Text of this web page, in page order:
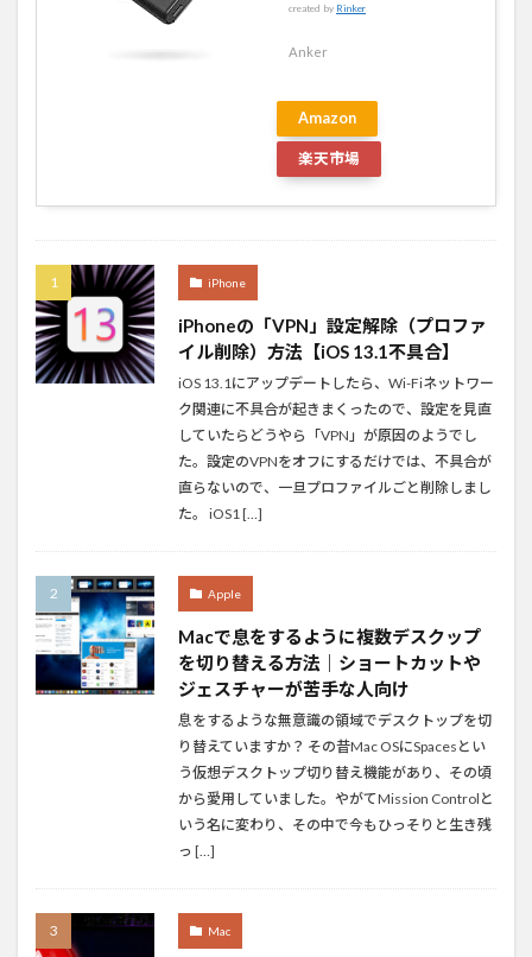
created by Rinker
Anker
Amazon
楽天市場
iPhone
iPhoneの「VPN」設定解除（プロファ
イル削除）方法【iOS 13.1不具合】
iOS 13.1にアップデートしたら、Wi-Fiネットワー
ク関連に不具合が起きまくったので、設定を見直
していたらどうやら「VPN」が原因のようでし
た。設定のVPNをオフにするだけでは、不具合が
直らないので、一旦プロファイルごと削除しまし
た。 iOS1 […]
Apple
Macで息をするように複数デスクップ
を切り替える方法｜ショートカットや
ジェスチャーが苦手な人向け
息をするような無意識の領域でデスクトップを切
り替えていますか？ その昔Mac OSにSpacesとい
う仮想デスクトップ切り替え機能があり、その頃
から愛用していました。やがてMission Controlと
いう名に変わり、その中で今もひっそりと生き残
っ […]
Mac